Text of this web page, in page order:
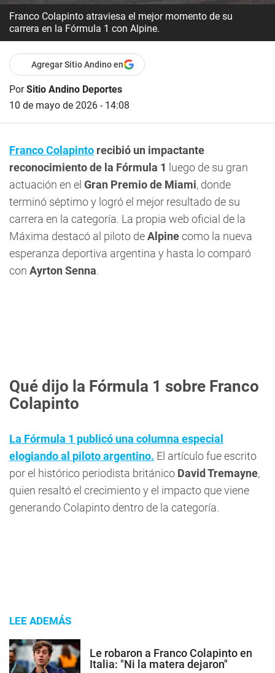
Franco Colapinto atraviesa el mejor momento de su
carrera en la Fórmula 1 con Alpine.
Agregar Sitio Andino en
PorSitio Andino Deportes
10 de mayo de 2026 - 14:08
Franco Colapinto recibió un impactante
reconocimiento de la Fórmula 1 luego de su gran
actuación en el Gran Premio de Miami, donde
terminó séptimo y logró el mejor resultado de su
carrera en la categoría. La propia web oficial de la
Máxima destacó al piloto deAlpinecomo la nueva
esperanza deportiva argentina y hasta lo comparó
con Ayrton Senna.
Qué dijo la Fórmula 1 sobre Franco
Colapinto
La Fórmula 1 publicó una columna especial
elogiando al piloto argentino. El artículo fue escrito
por el histórico periodista británico David Tremayne,
quien resaltó el crecimiento y el impacto que viene
generando Colapinto dentro de la categoría.
LEE ADEMÁS
Le robaron a Franco Colapinto en
Italia: "Ni la matera dejaron"